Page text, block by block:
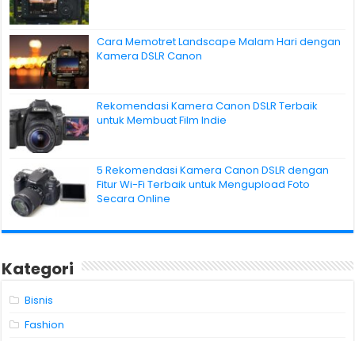
Cara Memotret Landscape Malam Hari dengan
Kamera DSLR Canon
Rekomendasi Kamera Canon DSLR Terbaik
untuk Membuat Film Indie
5 Rekomendasi Kamera Canon DSLR dengan
Fitur Wi-Fi Terbaik untuk Mengupload Foto
Secara Online
Kategori
Bisnis
Fashion